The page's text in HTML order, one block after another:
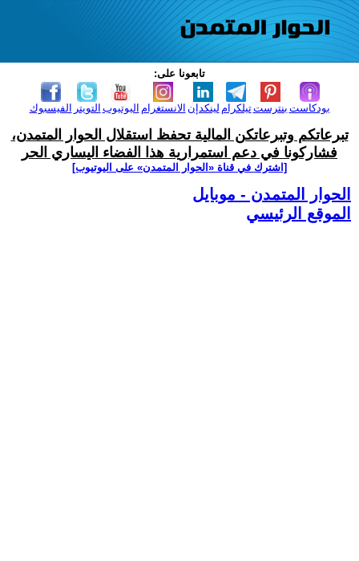
تابعونا على:
الفيسبوك التويتر اليوتيوب الانستغرام لينكدإن تيلكرامبنترست بودكاست
تبرعاتكم وتبرعاتكن المالية تحفظ استقلال الحوار المتمدن،
فشاركونا في دعم استمرارية هذا الفضاء اليساري الحر
[اشترك في قناة ‫«الحوار المتمدن» على اليوتيوب]
الحوار المتمدن - موبايل
الموقع الرئيسي